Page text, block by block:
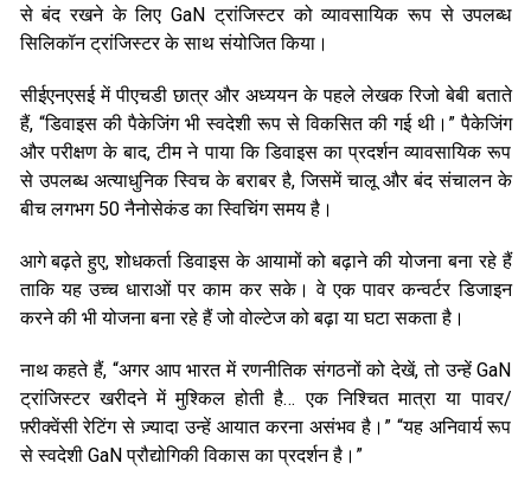
से बंद रखने के लिए GaN ट्रांजिस्टर को व्यावसायिक रूप से उपलब्ध
सिलिकॉन ट्रांजिस्टर के साथ संयोजित किया।
सीईएनएसई में पीएचडी छात्र और अध्ययन के पहले लेखक रिजो बेबी बताते
हैं, “डिवाइस की पैकेजिंग भी स्वदेशी रूप से विकसित की गई थी।” पैकेजिंग
और परीक्षण के बाद, टीम ने पाया कि डिवाइस का प्रदर्शन व्यावसायिक रूप
से उपलब्ध अत्याधुनिक स्विच के बराबर है, जिसमें चालू और बंद संचालन के
बीच लगभग 50 नैनोसेकंड का स्विचिंग समय है।
आगे बढ़ते हुए, शोधकर्ता डिवाइस के आयामों को बढ़ाने की योजना बना रहे हैं
ताकि यह उच्च धाराओं पर काम कर सके। वे एक पावर कन्वर्टर डिजाइन
करने की भी योजना बना रहे हैं जो वोल्टेज को बढ़ा या घटा सकता है।
नाथ कहते हैं, “अगर आप भारत में रणनीतिक संगठनों को देखें, तो उन्हें GaN
ट्रांजिस्टर खरीदने में मुश्किल होती है… एक निश्चित मात्रा या पावर/
फ़्रीक्वेंसी रेटिंग से ज़्यादा उन्हें आयात करना असंभव है।” “यह अनिवार्य रूप
से स्वदेशी GaN प्रौद्योगिकी विकास का प्रदर्शन है।”